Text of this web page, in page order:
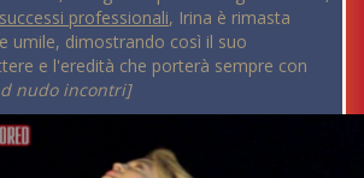
professionali, Irina è rimasta
umile, dimostrando così il suo
e l'eredità che porterà sempre con
nudo incontri]